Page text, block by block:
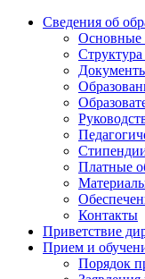
Сведения об
Основные
Платные
Контакты
Приветствие
Прием и
Порядок